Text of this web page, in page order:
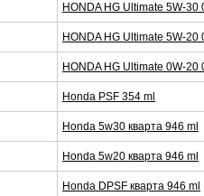
HONDA HG Ultimate 5W-30
HONDA HG Ultimate 5W-20
HONDA HG Ultimate 0W-20
Honda PSF 354 ml
Honda 5w30 кварта 946 ml
Honda 5w20 кварта 946 ml
Honda DPSF кварта 946 ml